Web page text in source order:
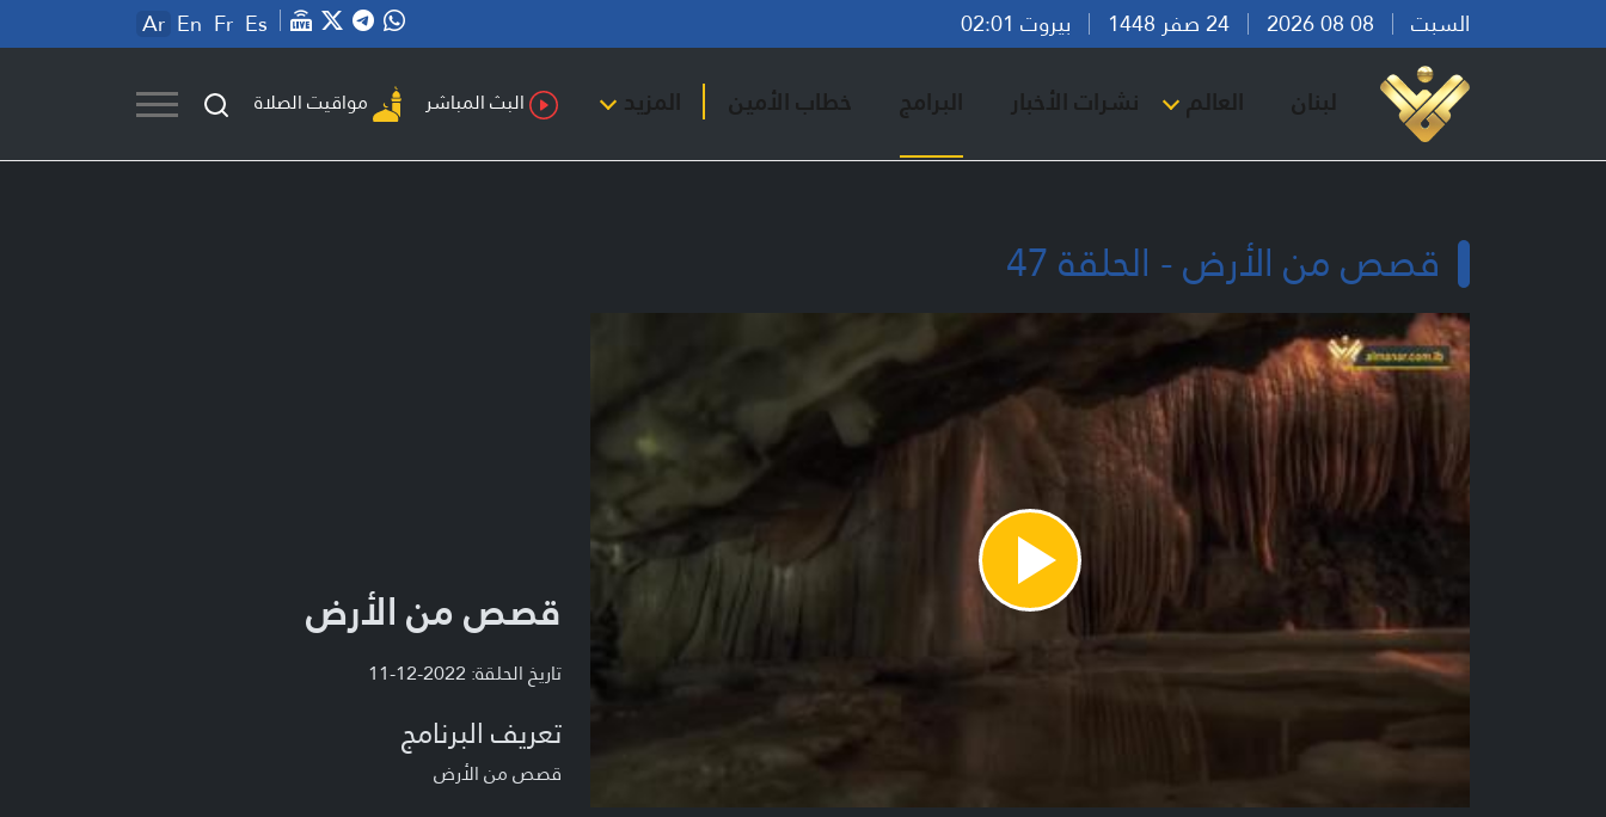
السبت بيروت 02:01 Ar En Fr Es
لبنان العالم نشرات الأخبار البرامج خطاب الأمين المزيد البث المباشر مواقيت الصلاة
قصص من الأرض - الحلقة 47
Play
Video
قصص من الأرض
تاريخ الحلقة: 2022-12-11
تعريف البرنامج
قصص من الأرض